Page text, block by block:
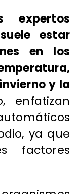
expertos
estar
en los
y la
enfatizan
ya que
factores